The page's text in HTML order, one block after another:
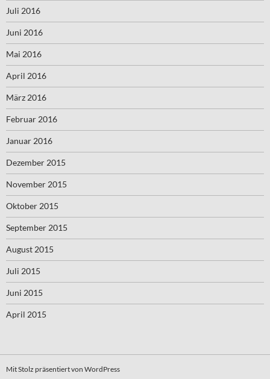
Juli 2016
Juni 2016
Mai 2016
April 2016
März 2016
Februar 2016
Januar 2016
Dezember 2015
November 2015
Oktober 2015
September 2015
August 2015
Juli 2015
Juni 2015
April 2015
Mit Stolz präsentiert von WordPress